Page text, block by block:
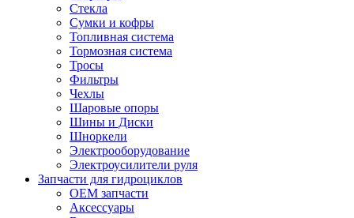
Стекла
Сумки и кофры
Топливная система
Тормозная система
Тросы
Фильтры
Чехлы
Шаровые опоры
Шины и Диски
Шноркели
Электрооборудование
Электроусилители руля
Запчасти для гидроциклов
OEM запчасти
Аксессуары